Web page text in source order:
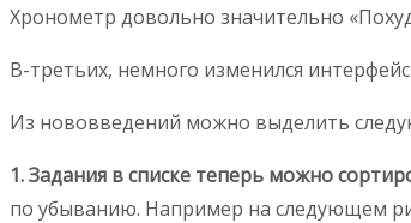
Хронометр довольно значительно
В-третьих, немного изменился
Из нововведений можно выделить
1. Задания в списке теперь можно
по убыванию. Например на следующем